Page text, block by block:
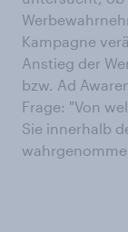
Kampagne
Anstieg der
bzw. Ad
Frage: "Von
Sie innerhalb